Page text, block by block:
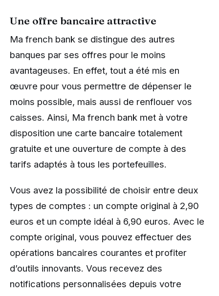
Une offre bancaire attractive
Ma french bank se distingue des autres
banques par ses offres pour le moins
avantageuses. En effet, tout a été mis en
œuvre pour vous permettre de dépenser le
moins possible, mais aussi de renflouer vos
caisses. Ainsi, Ma french bank met à votre
disposition une carte bancaire totalement
gratuite et une ouverture de compte à des
tarifs adaptés à tous les portefeuilles.
Vous avez la possibilité de choisir entre deux
types de comptes : un compte original à 2,90
euros et un compte idéal à 6,90 euros. Avec le
compte original, vous pouvez effectuer des
opérations bancaires courantes et profiter
d’outils innovants. Vous recevez des
notifications personnalisées depuis votre